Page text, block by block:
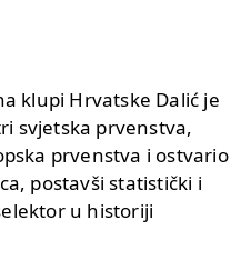
klupi Hrvatske Dalić je
svjetska prvenstva,
prvenstva i ostvario
postavši statistički i
u historiji